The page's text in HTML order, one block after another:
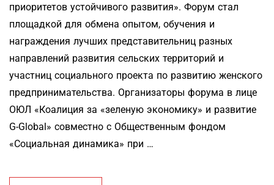
приоритетов устойчивого развития». Форум стал
площадкой для обмена опытом, обучения и
награждения лучших представительниц разных
направлений развития сельских территорий и
участниц социального проекта по развитию женского
предпринимательства. Организаторы форума в лице
ОЮЛ «Коалиция за «зеленую экономику» и развитие
G-Global» совместно с Общественным фондом
«Социальная динамика» при …